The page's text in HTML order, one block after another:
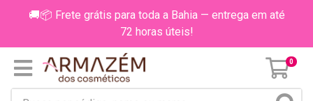
🚚📦 Frete grátis para toda a Bahia — entrega em até
72 horas úteis!
0